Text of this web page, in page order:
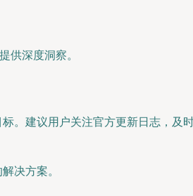
供深度洞察。
。建议用户关注官方更新日志，及
决方案。